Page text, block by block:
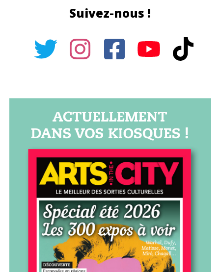
Suivez-nous !